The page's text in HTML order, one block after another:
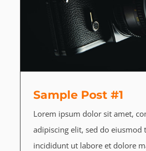
Sample Post #1
Lorem ipsum dolor sit amet,
adipiscing elit, sed do eiusmod
incididunt ut labore et dolore